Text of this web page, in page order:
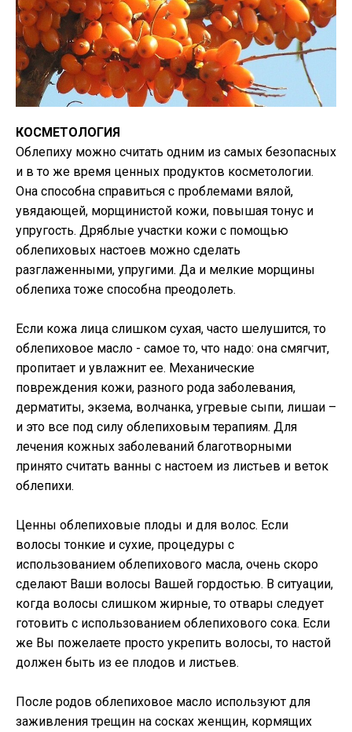
КОСМЕТОЛОГИЯ
Облепиху можно считать одним из самых безопасных
и в то же время ценных продуктов косметологии.
Она способна справиться с проблемами вялой,
увядающей, морщинистой кожи, повышая тонус и
упругость. Дряблые участки кожи с помощью
облепиховых настоев можно сделать
разглаженными, упругими. Да и мелкие морщины
облепиха тоже способна преодолеть.
Если кожа лица слишком сухая, часто шелушится, то
облепиховое масло - самое то, что надо: она смягчит,
пропитает и увлажнит ее. Механические
повреждения кожи, разного рода заболевания,
дерматиты, экзема, волчанка, угревые сыпи, лишаи –
и это все под силу облепиховым терапиям. Для
лечения кожных заболеваний благотворными
принято считать ванны с настоем из листьев и веток
облепихи.
Ценны облепиховые плоды и для волос. Если
волосы тонкие и сухие, процедуры с
использованием облепихового масла, очень скоро
сделают Ваши волосы Вашей гордостью. В ситуации,
когда волосы слишком жирные, то отвары следует
готовить с использованием облепихового сока. Если
же Вы пожелаете просто укрепить волосы, то настой
должен быть из ее плодов и листьев.
После родов облепиховое масло используют для
заживления трещин на сосках женщин, кормящих